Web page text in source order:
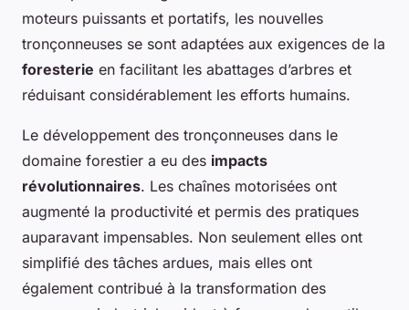
moteurs puissants et portatifs, les nouvelles
tronçonneuses se sont adaptées aux exigences de la
foresterie en facilitant les abattages d’arbres et
réduisant considérablement les efforts humains.
Le développement des tronçonneuses dans le
domaine forestier a eu des impacts
révolutionnaires. Les chaînes motorisées ont
augmenté la productivité et permis des pratiques
auparavant impensables. Non seulement elles ont
simplifié des tâches ardues, mais elles ont
également contribué à la transformation des